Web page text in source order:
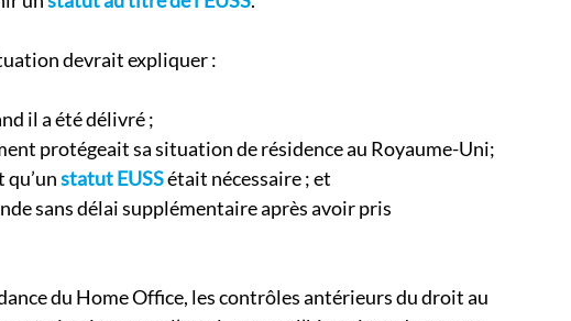
devrait expliquer :
il a été délivré ;
protégeait sa situation de résidence au Royaume-Uni;
statut EUSSétait nécessaire ; et
sans délai supplémentaire après avoir pris
du Home Office, les contrôles antérieurs du droit au